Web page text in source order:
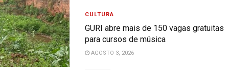
CULTURA
GURI abre mais de 150 vagas gratuitas
para cursos de música
AGOSTO 3, 2026